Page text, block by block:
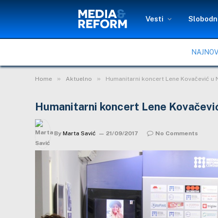
Vesti
Home » Aktuelno » Humanitarni koncert Lene Kovačević u
Humanitarni koncert Lene
By Marta Savić 21/09/2017 No Comments